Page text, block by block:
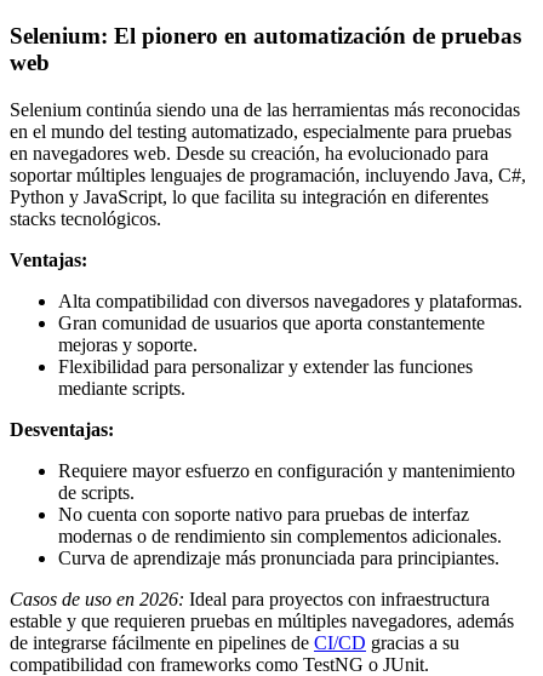
Selenium: El pionero en automatización de pruebas
web
Selenium continúa siendo una de las herramientas más reconocidas
en el mundo del testing automatizado, especialmente para pruebas
en navegadores web. Desde su creación, ha evolucionado para
soportar múltiples lenguajes de programación, incluyendo Java, C#,
Python y JavaScript, lo que facilita su integración en diferentes
stacks tecnológicos.
Ventajas:
Alta compatibilidad con diversos navegadores y plataformas.
Gran comunidad de usuarios que aporta constantemente
mejoras y soporte.
Flexibilidad para personalizar y extender las funciones
mediante scripts.
Desventajas:
Requiere mayor esfuerzo en configuración y mantenimiento
de scripts.
No cuenta con soporte nativo para pruebas de interfaz
modernas o de rendimiento sin complementos adicionales.
Curva de aprendizaje más pronunciada para principiantes.
Casos de uso en 2026: Ideal para proyectos con infraestructura
estable y que requieren pruebas en múltiples navegadores, además
de integrarse fácilmente en pipelines de CI/CD gracias a su
compatibilidad con frameworks como TestNG o JUnit.